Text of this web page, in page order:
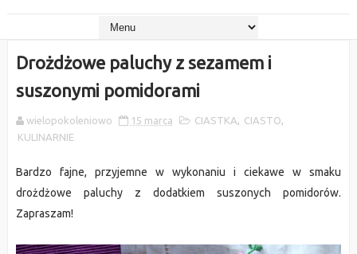
Drożdżowe paluchy z sezamem i
suszonymi pomidorami
wielopokoleniowo 15 marca CIASTKA, CIASTO,
KULINARNIE
Bardzo fajne, przyjemne w wykonaniu i ciekawe w smaku
drożdżowe paluchy z dodatkiem suszonych pomidorów.
Zapraszam!